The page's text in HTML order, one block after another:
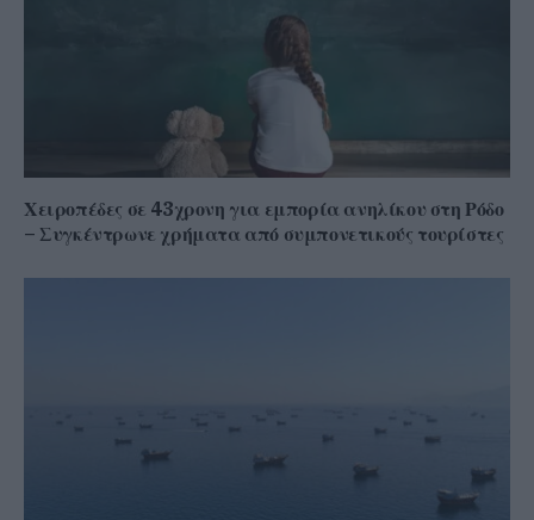
Χειροπέδες σε 43χρονη για εμπορία ανηλίκου στη Ρόδο
– Συγκέντρωνε χρήματα από συμπονετικούς τουρίστες